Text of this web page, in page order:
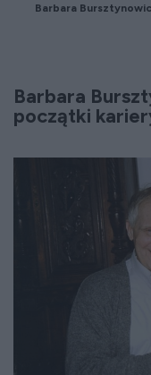
Barbara
Barbara
początki